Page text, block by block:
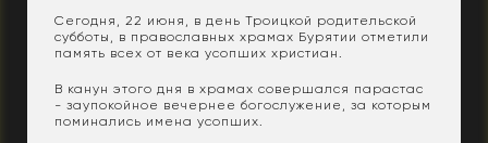
Сегодня, 22 июня, в день Троицкой родительской
субботы, в православных храмах Бурятии отметили
память всех от века усопших христиан.
В канун этого дня в храмах совершался парастас
- заупокойное вечернее богослужение, за которым
поминались имена усопших.